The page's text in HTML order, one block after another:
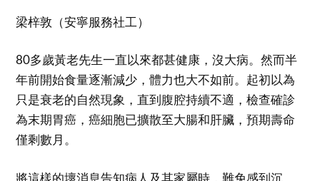
梁梓敦（安寧服務社工）
80多歲黃老先生一直以來都甚健康，沒大病。然而半
年前開始食量逐漸減少，體力也大不如前。起初以為
只是衰老的自然現象，直到腹腔持續不適，檢查確診
為末期胃癌，癌細胞已擴散至大腸和肝臟，預期壽命
僅剩數月。
將這樣的壞消息告知病人及其家屬時，難免感到沉